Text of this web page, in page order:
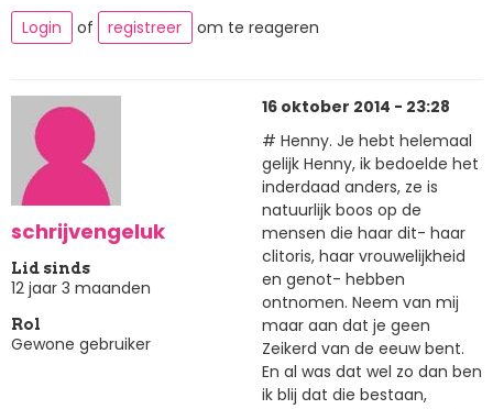
Login
of registreer om te reageren
schrijvengeluk
Lid sinds
12 jaar 3 maanden
Rol
Gewone gebruiker
16 oktober 2014 - 23:28
# Henny. Je hebt helemaal
gelijk Henny, ik bedoelde het
inderdaad anders, ze is
natuurlijk boos op de
mensen die haar dit- haar
clitoris, haar vrouwelijkheid
en genot- hebben
ontnomen. Neem van mij
maar aan dat je geen
Zeikerd van de eeuw bent.
En al was dat wel zo dan ben
ik blij dat die bestaan,